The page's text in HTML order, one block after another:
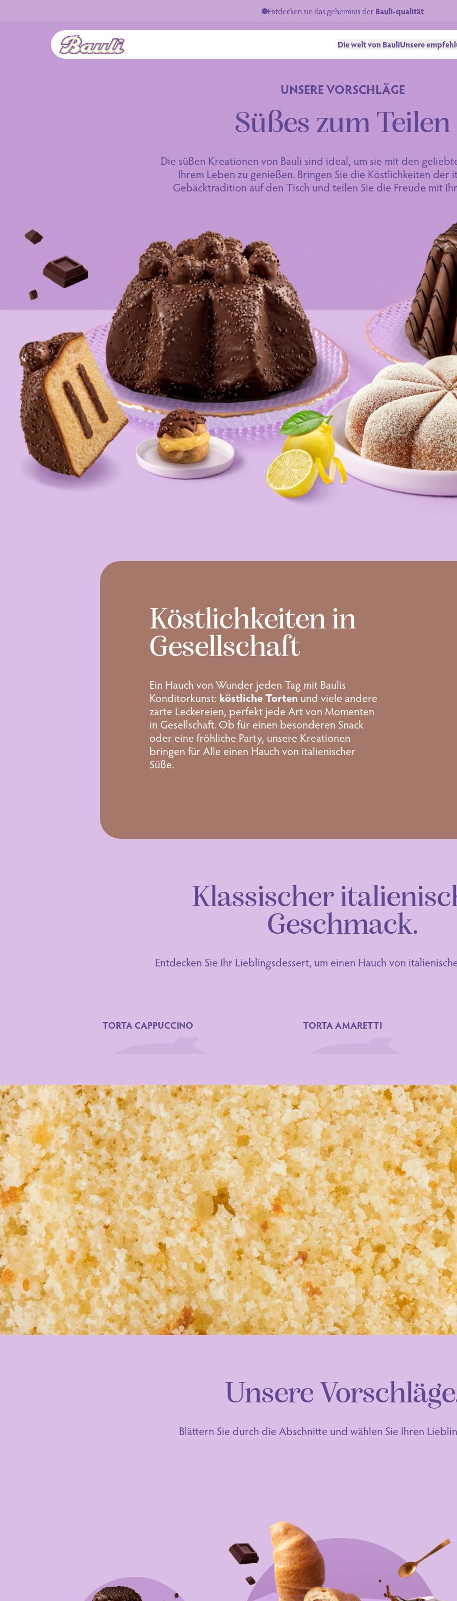
Entdecken sie das geheimnis der Bauli-qualität
Logo Bauli
Die welt von BauliUnsere
UNSERE VORSCHLÄGE
Süßes zum Teilen
Die süßen Kreationen von Bauli sind ideal, um sie mit den
Ihrem Leben zu genießen. Bringen Sie die Köstlichkeiten der
Gebäcktradition auf den Tisch und teilen Sie die Freude mit
Köstlichkeiten in
Gesellschaft
Ein Hauch von Wunder jeden Tag mit Baulis
Konditorkunst: köstliche Torten und viele andere
zarte Leckereien, perfekt jede Art von Momenten
in Gesellschaft. Ob für einen besonderen Snack
oder eine fröhliche Party, unsere Kreationen
bringen für Alle einen Hauch von italienischer
Süße.
Klassischer
Geschmack.
Entdecken Sie Ihr Lieblingsdessert, um einen Hauch von
TORTA CAPPUCCINO TORTA AMARETTI
Unsere
Blättern Sie durch die Abschnitte und wählen Sie Ihren